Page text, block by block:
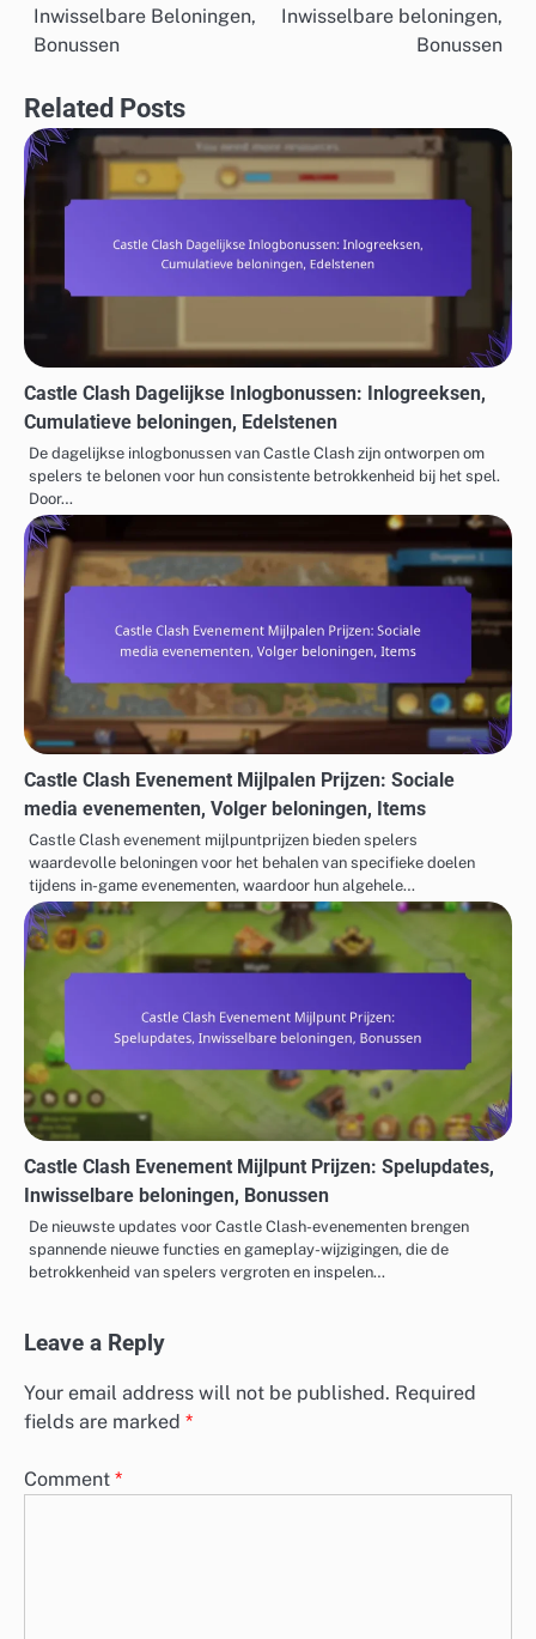
Inwisselbare Beloningen,
Bonussen
Inwisselbare beloningen,
Bonussen
Related Posts
Castle Clash Dagelijkse Inlogbonussen: Inlogreeksen,
Cumulatieve beloningen, Edelstenen
De dagelijkse inlogbonussen van Castle Clash zijn ontworpen om
spelers te belonen voor hun consistente betrokkenheid bij het spel.
Door…
Castle Clash Evenement Mijlpalen Prijzen: Sociale
media evenementen, Volger beloningen, Items
Castle Clash evenement mijlpuntprijzen bieden spelers
waardevolle beloningen voor het behalen van specifieke doelen
tijdens in-game evenementen, waardoor hun algehele…
Castle Clash Evenement Mijlpunt Prijzen: Spelupdates,
Inwisselbare beloningen, Bonussen
De nieuwste updates voor Castle Clash-evenementen brengen
spannende nieuwe functies en gameplay-wijzigingen, die de
betrokkenheid van spelers vergroten en inspelen…
Leave a Reply
Your email address will not be published. Required
fields are marked *
Comment *